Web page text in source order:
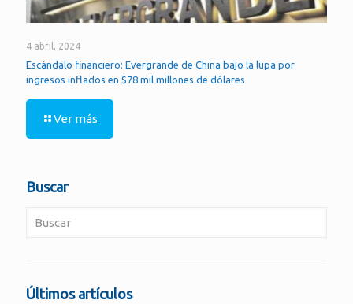
4 abril, 2024
Escándalo financiero: Evergrande de China bajo la lupa por
ingresos inflados en $78 mil millones de dólares
Ver más
Buscar
Últimos artículos